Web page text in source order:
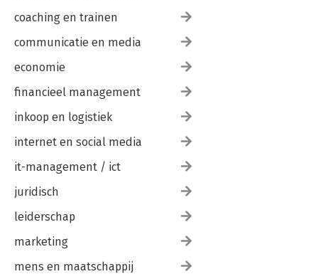
coaching en trainen
communicatie en media
economie
financieel management
inkoop en logistiek
internet en social media
it-management / ict
juridisch
leiderschap
marketing
mens en maatschappij